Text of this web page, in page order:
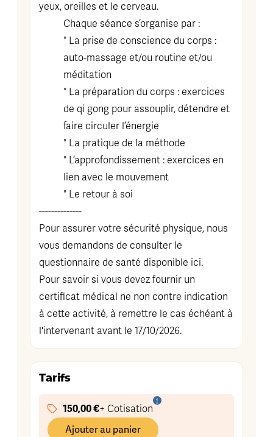
yeux, oreilles et le cerveau.
Chaque séance s’organise par :
° La prise de conscience du corps :
auto-massage et/ou routine et/ou
méditation
° La préparation du corps : exercices
de qi gong pour assouplir, détendre et
faire circuler l’énergie
° La pratique de la méthode
° L’approfondissement : exercices en
lien avec le mouvement
° Le retour à soi
--------------
Pour assurer votre sécurité physique, nous
vous demandons de consulter le
questionnaire de santé disponible ici.
Pour savoir si vous devez fournir un
certificat médical ne non contre indication
à cette activité, à remettre le cas échéant à
l'intervenant avant le 17/10/2026.
Tarifs
150,00 €+ Cotisation
Ajouter au panier